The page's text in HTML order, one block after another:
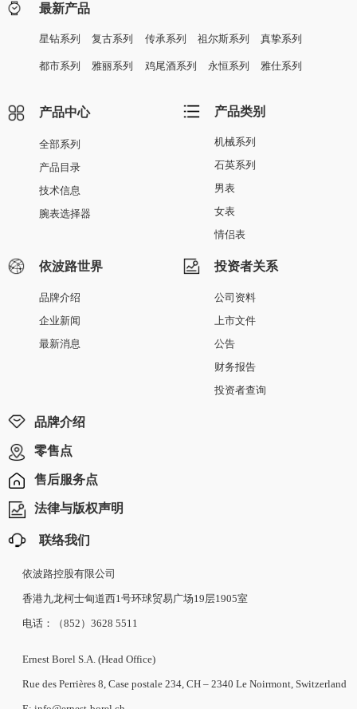
最新产品
星钻系列 复古系列 传承系列 祖尔斯系列 真挚系列
都市系列 雅丽系列 鸡尾酒系列 永恒系列 雅仕系列
产品中心
全部系列
产品目录
技术信息
腕表选择器
产品类别
机械系列
石英系列
男表
女表
情侣表
依波路世界
品牌介绍
企业新闻
最新消息
投资者关系
公司资料
上市文件
公告
财务报告
投资者查询
品牌介绍
零售点
售后服务点
法律与版权声明
联络我们
依波路控股有限公司
香港九龙柯士甸道西1号环球贸易广场19层1905室
电话：（852）3628 5511
Ernest Borel S.A. (Head Office)
Rue des Perrières 8, Case postale 234, CH – 2340 Le Noirmont, Switzerland